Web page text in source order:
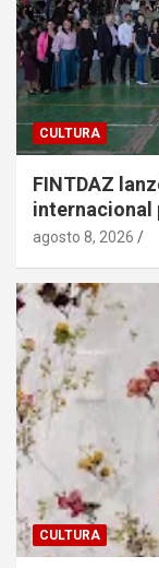
CULTURA
FINTDAZ
internacional
agosto 8, 2026
CULTURA